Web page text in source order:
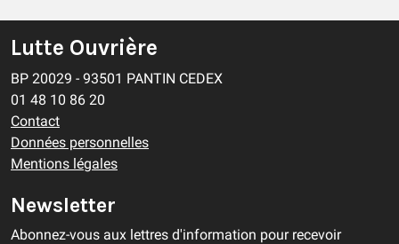
Lutte Ouvrière
BP 20029 - 93501 PANTIN CEDEX
01 48 10 86 20
Contact
Données personnelles
Mentions légales
Newsletter
Abonnez-vous aux lettres d'information pour recevoir